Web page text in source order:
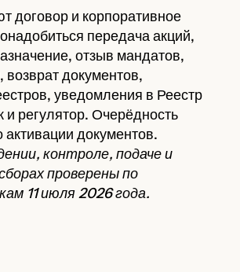
договор и корпоративное
передача акций,
отзыв мандатов,
документов,
уведомления в Реестр
и регулятор. Очерёдность
активации документов.
контроле, подаче и
проверены по
11 июля 2026 года.